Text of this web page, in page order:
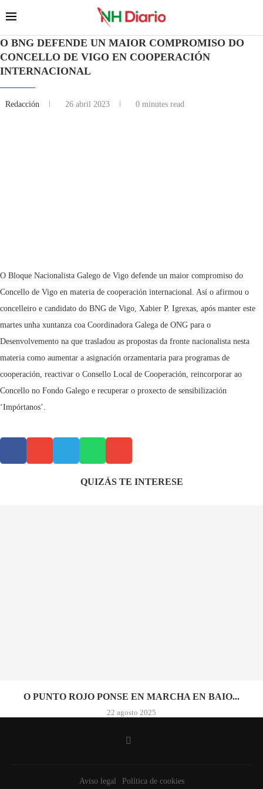
O BNG DEFENDE UN MAIOR COMPROMISO DO
CONCELLO DE VIGO EN COOPERACIÓN
INTERNACIONAL
Redacción 26 abril 2023 0 minutes read
O Bloque Nacionalista Galego de Vigo defende un maior compromiso do
Concello de Vigo en materia de cooperación internacional. Así o afirmou o
concelleiro e candidato do BNG de Vigo, Xabier P. Igrexas, após manter este
martes unha xuntanza coa Coordinadora Galega de ONG para o
Desenvolvemento na que trasladou as propostas da fronte nacionalista nesta
materia como aumentar a asignación orzamentaria para programas de
cooperación, reactivar o Consello Local de Cooperación, reincorporar ao
Concello no Fondo Galego e recuperar o proxecto de sensibilización
‘Impórtanos’.
QUIZÁS TE INTERESE
O PUNTO ROJO PONSE EN MARCHA EN BAIO...
22 agosto 2025
Aviso legal Política de cookies